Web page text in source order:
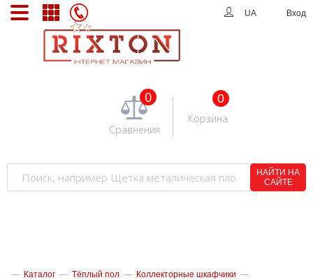
UA Вход
0
Сравнения
0
Корзина
НАЙТИ НА
САЙТЕ
— Каталог — Тёплый пол — Коллекторные шкафчики —